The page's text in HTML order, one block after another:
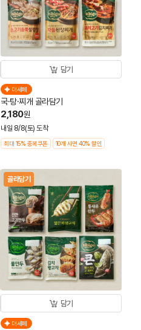
담기
더세페
국·탕·찌개 골라담기
2,180원
내일 8/8(토) 도착
최대 15% 중복쿠폰 10개 사면 40% 할인
골라담기
담기
더세페